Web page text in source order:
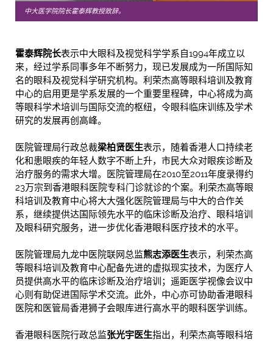
中大医学院院长霍泰辉教授致辞。
霍泰辉院长表示中大眼科及视觉科学学系自1994年成立以
来，经过学系同事多年不断努力，现已发展成为一所国际知
名的眼科及视觉科学研究机构。利荣杰高等眼科培训及教育
中心的启用更是学系发展的一个重要里程碑，中心将成为高
等眼科学术培训与国际交流的枢纽，令眼科临床训练及学术
研究的发展再创高峰。
医院管理局行政总裁梁柏贤医生表示，随着香港人口持续老
化和患眼疾的年轻人数字不断上升，市民大众对眼疾诊断及
治疗服务的需求大增。医院管理局在2010至2011年度录得约
23万宗到香港眼科医院专科门诊就诊的个案。利荣杰高等眼
科培训及教育中心将大大强化医院管理局与中大的合作关
系，继续提供达国际领先水平的临床诊断及治疗、眼科培训
及眼科研究服务，进一步优化香港眼科医疗技术的水平。
医院管理局九龙中医院联网总监熊志添医生表示，利荣杰高
等眼科培训及教育中心配备先进的虚拟现实技术，为医疗人
员提供高水平的临床诊断及治疗培训；遥距医学视像会议中
心则有助促进国际学术交流。此外，中心亦可协助香港眼科
医院和医管局香港狮子会眼库进行高水平的眼科医学训练。
香港眼科医院行政总监张光宇医生指出，利荣杰高等眼科培